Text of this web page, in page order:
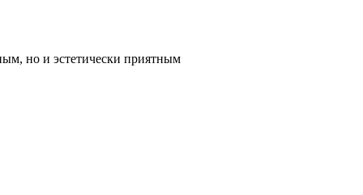
но и эстетически приятным